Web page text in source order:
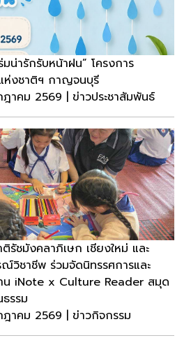
น่ารักรับหน้าฝน” โครงการ
ห่งชาติฯ กาญจนบุรี
คม 2569 | ข่าวประชาสัมพันธ์
รัชมังคลาภิเษก เชียงใหม่ และ
วิชาชีพ ร่วมจัดนิทรรศการและ
น iNote x Culture Reader สมุด
รรม
าคม 2569 | ข่าวกิจกรรม